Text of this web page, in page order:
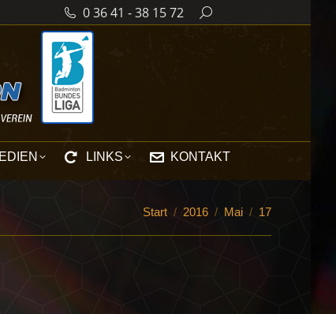
0 36 41 - 38 15 72 Search:
LINKS KONTAKT
Sie befinden sich hier:
Start 2016 Mai 17